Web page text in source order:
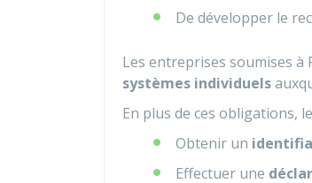
De développer le
Les entreprises soumises à
systèmes individuels
En plus de ces obligations,
Obtenir un
Effectuer une